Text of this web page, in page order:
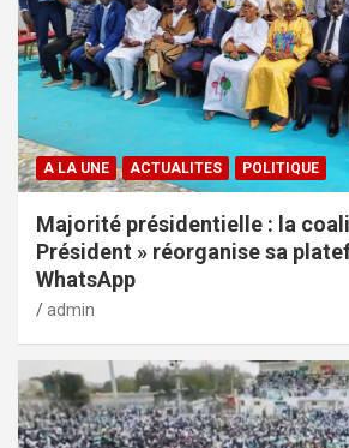
A LA UNE ACTUALITES POLITIQUE
Majorité présidentielle : la
Président » réorganise sa
WhatsApp
admin